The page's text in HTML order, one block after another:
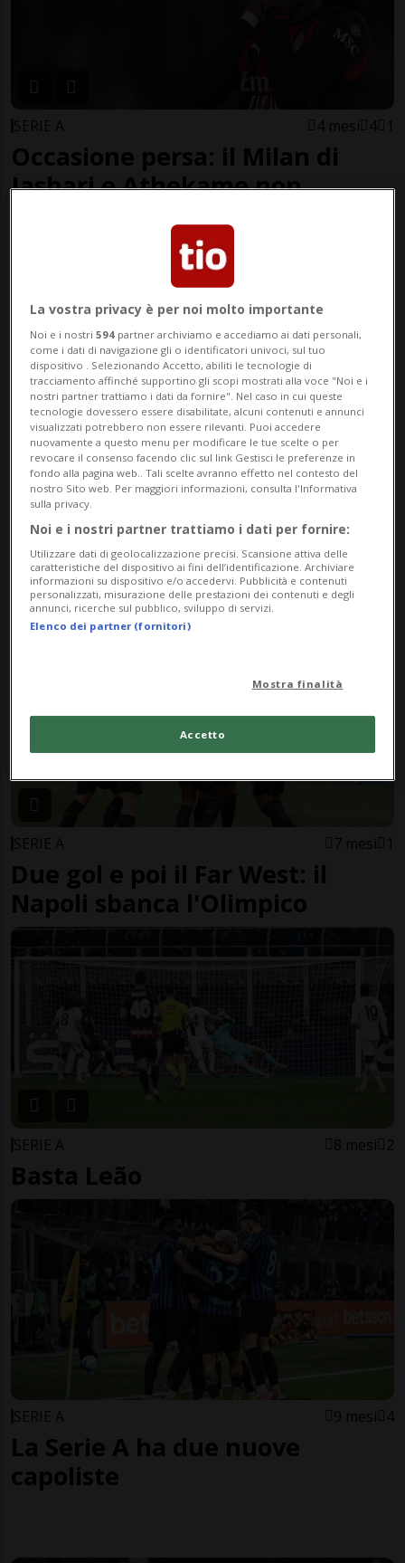
SERIE A 4 mesi 4 1
Occasione persa: il Milan di
Jashari e Athekame non
SERIE A
Il Como sbanca l'Olimpico:
Baturina e Paz schiantano la
Lazio
SERIE A 7 mesi 1
Due gol e poi il Far West: il
Napoli sbanca l'Olimpico
SERIE A 8 mesi 2
Basta Leão
SERIE A 9 mesi 4
La Serie A ha due nuove
capoliste
La vostra privacy è per noi molto importante
Noi e i nostri594 partner archiviamo e accediamo ai dati personali,
come i dati di navigazione gli o identificatori univoci, sul tuo
dispositivo . Selezionando Accetto, abiliti le tecnologie di
tracciamento affinché supportino gli scopi mostrati alla voce "Noi e i
nostri partner trattiamo i dati da fornire". Nel caso in cui queste
tecnologie dovessero essere disabilitate, alcuni contenuti e annunci
visualizzati potrebbero non essere rilevanti. Puoi accedere
nuovamente a questo menu per modificare le tue scelte o per
revocare il consenso facendo clic sul link Gestisci le preferenze in
fondo alla pagina web.. Tali scelte avranno effetto nel contesto del
nostro Sito web. Per maggiori informazioni, consulta l'Informativa
sulla privacy.
Noi e i nostri partner trattiamo i dati per fornire:
Utilizzare dati di geolocalizzazione precisi. Scansione attiva delle
caratteristiche del dispositivo ai fini dell’identificazione. Archiviare
informazioni su dispositivo e/o accedervi. Pubblicità e contenuti
personalizzati, misurazione delle prestazioni dei contenuti e degli
annunci, ricerche sul pubblico, sviluppo di servizi.
Elenco dei partner (fornitori)
Mostra finalità
Accetto